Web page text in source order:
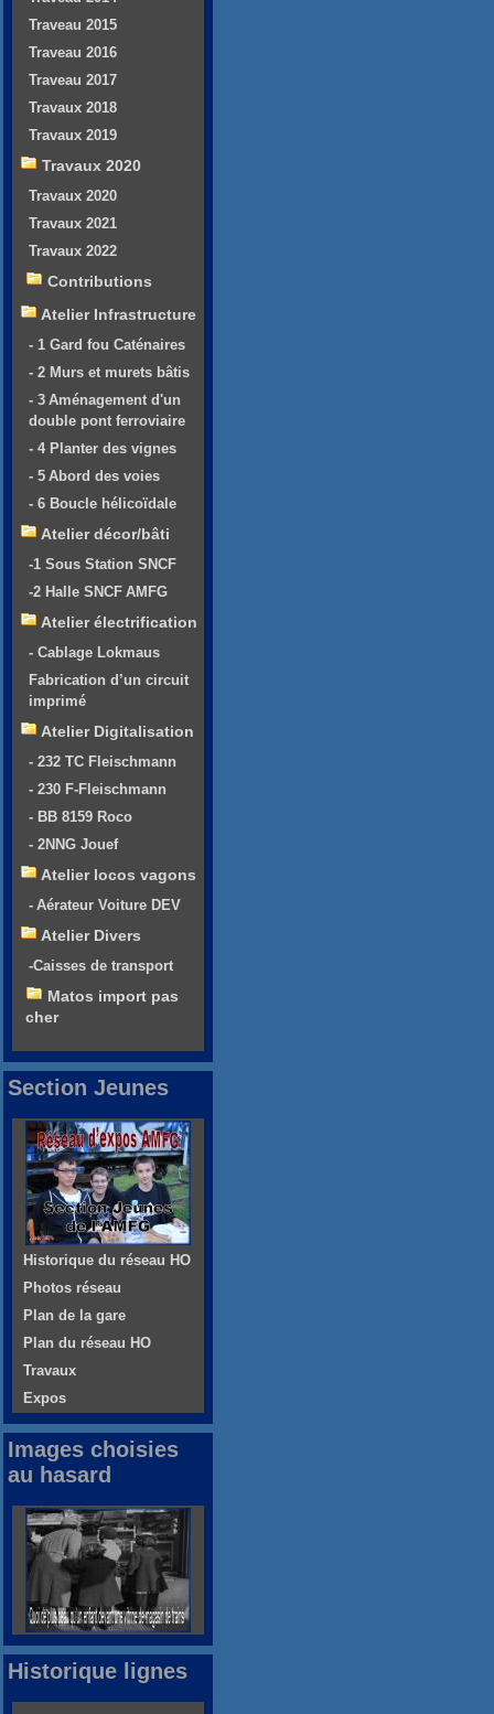
Traveau 2015
Traveau 2016
Traveau 2017
Travaux 2018
Travaux 2019
Travaux 2020
Travaux 2020
Travaux 2021
Travaux 2022
Contributions
Atelier Infrastructure
- 1 Gard fou Caténaires
- 2 Murs et murets bâtis
- 3 Aménagement d'un
double pont ferroviaire
- 4 Planter des vignes
- 5 Abord des voies
- 6 Boucle hélicoïdale
Atelier décor/bâti
-1 Sous Station SNCF
-2 Halle SNCF AMFG
Atelier électrification
- Cablage Lokmaus
Fabrication d’un circuit
imprimé
Atelier Digitalisation
- 232 TC Fleischmann
- 230 F-Fleischmann
- BB 8159 Roco
- 2NNG Jouef
Atelier locos vagons
- Aérateur Voiture DEV
Atelier Divers
-Caisses de transport
Matos import pas
cher
Section Jeunes
Historique du réseau HO
Photos réseau
Plan de la gare
Plan du réseau HO
Travaux
Expos
Images choisies
au hasard
Historique lignes